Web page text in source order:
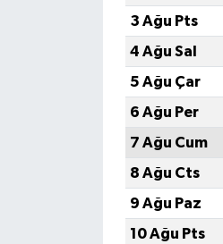
3 Ağu Pts
4 Ağu Sal
5 Ağu Çar
6 Ağu Per
7 Ağu Cum
8 Ağu Cts
9 Ağu Paz
10 Ağu Pts